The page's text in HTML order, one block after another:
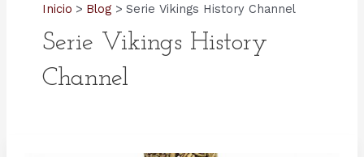
Inicio Blog Serie Vikings History Channel
Serie Vikings History
Channel